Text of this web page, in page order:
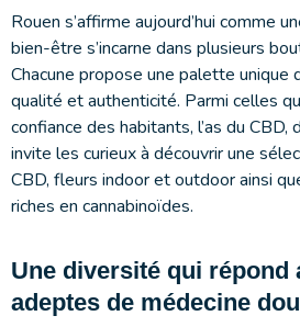
Rouen s’affirme aujourd’hui comme
bien-être s’incarne dans plusieurs
Chacune propose une palette unique
qualité et authenticité. Parmi celles
confiance des habitants, l’as du CBD,
invite les curieux à découvrir une
CBD, fleurs indoor et outdoor ainsi
riches en cannabinoïdes.
Une diversité qui répond
adeptes de médecine